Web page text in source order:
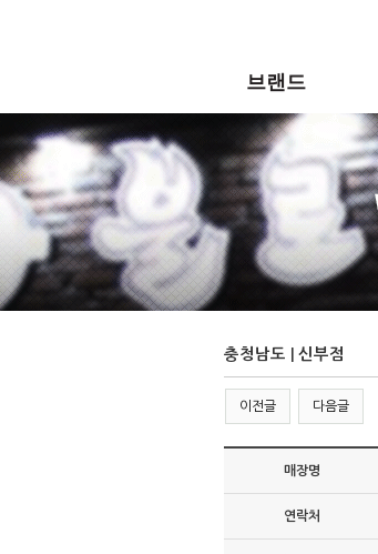
가
기
브랜드
불로만
BI
인테리어 컨셉
충청남도 | 신부점
이전글 다음글
매장명
연락처